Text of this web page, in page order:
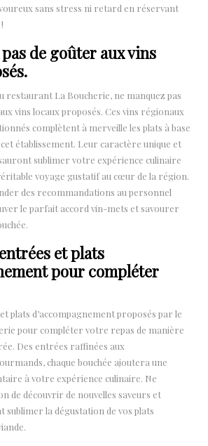
sans stress ni retard en réservant
de goûter aux vins
restaurant La Boucherie, ne manquez pas
vins locaux proposés. Ces vins régionaux
complètent à merveille les plats à base
cet établissement. Leur caractère unique et
sublimer votre expérience culinaire
voyage gustatif au cœur de la région.
des recommandations au personnel
le parfait accord vin-mets et savourer
et plats
pour compléter
plats d’accompagnement proposés par le
pour compléter votre repas de manière
Des entrées raffinées aux
chaque bouchée ajoutera une
à votre expérience culinaire. Ne
de découvrir de nouvelles saveurs et
sublimer la dégustation de vos plats